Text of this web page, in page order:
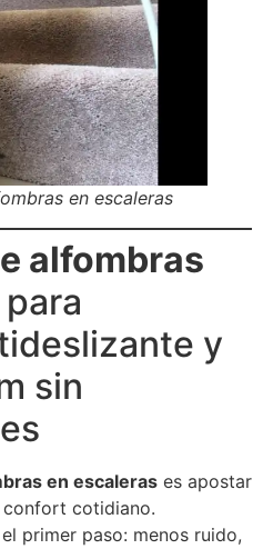
en escaleras
alfombras
para
y
sin
en escaleras es apostar
cotidiano.
primer paso: menos ruido,